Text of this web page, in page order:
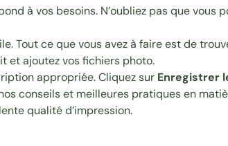
à vos besoins. N’oubliez pas que vous
Tout ce que vous avez à faire est de
et ajoutez vos fichiers photo.
appropriée. Cliquez sur Enregistrer
conseils et meilleures pratiques en
qualité d’impression.